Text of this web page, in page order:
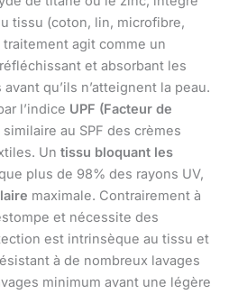
tissu (coton, lin, microfibre,
agit comme un
et absorbant les
qu’ils n’atteignent la peau.
l’indice UPF (Facteur de
similaire au SPF des crèmes
Un tissu bloquant les
plus de 98% des rayons UV,
maximale. Contrairement à
et nécessite des
est intrinsèque au tissu et
à de nombreux lavages
minimum avant une légère